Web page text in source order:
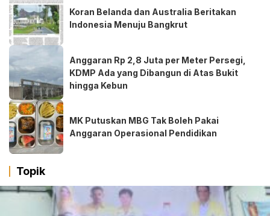
Koran Belanda dan Australia Beritakan
Indonesia Menuju Bangkrut
Anggaran Rp 2,8 Juta per Meter Persegi,
KDMP Ada yang Dibangun di Atas Bukit
hingga Kebun
MK Putuskan MBG Tak Boleh Pakai
Anggaran Operasional Pendidikan
Topik